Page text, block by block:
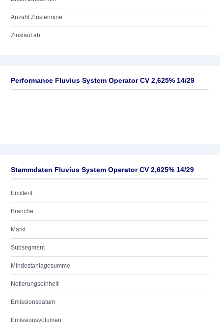
Anzahl Zinstermine
Zinslauf ab
Performance Fluvius System Operator CV 2,625% 14/29
Stammdaten Fluvius System Operator CV 2,625% 14/29
Emittent
Branche
Markt
Subsegment
Mindestanlagesumme
Notierungseinheit
Emissionsdatum
Emissionsvolumen